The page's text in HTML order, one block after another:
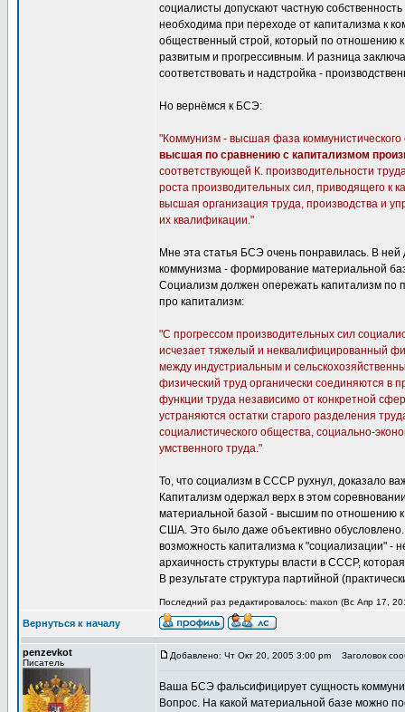
социалисты допускают частную
необходима при переходе от капитализма к
общественный строй, который по отношению
развитым и прогрессивным. И разница
соответствовать и надстройка -
Но вернёмся к БСЭ:
"Коммунизм - высшая фаза
высшая по сравнению с капитализмом
соответствующей К. производительности
роста производительных сил, приводящего к
высшая организация труда, производства и
их квалификации."
Мне эта статья БСЭ очень понравилась. В
коммунизма - формирование материальной
Социализм должен опережать капитализм по
про капитализм:
"С прогрессом производительных сил
исчезает тяжелый и неквалифицированный
между индустриальным и
физический труд органически соединяются в
функции труда независимо от конкретной
устраняются остатки старого разделения
социалистического общества, социально-
умственного труда."
То, что социализм в СССР рухнул, доказало
Капитализм одержал верх в этом
материальной базой - высшим по отношению
США. Это было даже объективно
возможность капитализма к "социализации" -
архаичность структуры власти в СССР,
В результате структура партийной
Последний раз редактировалось: maxon (Вс Апр 17,
Вернуться к началу
penzevkot
Писатель
Добавлено: Чт Окт 20, 2005 3:00 pm Заголовок
Ваша БСЭ фальсифицирует сущность
Вопрос. На какой материальной базе можно